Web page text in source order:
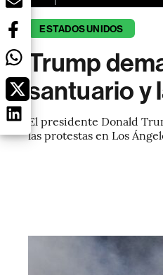
ESTADOS UNIDOS
Trump
santuario y
El presidente Donald
las protestas en Los